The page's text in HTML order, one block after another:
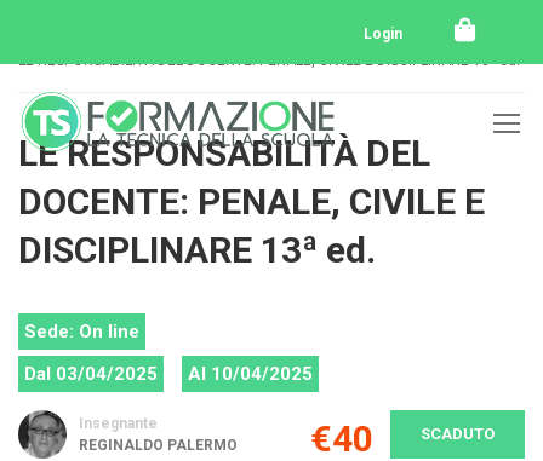
Login
LE RESPONSABILITÀ DEL DOCENTE: PENALE, CIVILE E DISCIPLINARE 13ª ed.
LE RESPONSABILITÀ DEL
DOCENTE: PENALE, CIVILE E
DISCIPLINARE 13ª ed.
Sede: On line
Dal 03/04/2025
Al 10/04/2025
Insegnante
REGINALDO PALERMO
€40 SCADUTO